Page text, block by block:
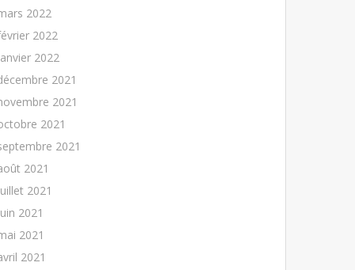
2022
2022
2022
2021
2021
2021
2021
2021
2021
2021
2021
2021